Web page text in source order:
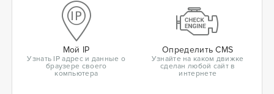
Мой IP
Узнать IP адрес и данные о
браузере своего
компьютера
Определить CMS
Узнайте на каком движке
сделан любой сайт в
интернете